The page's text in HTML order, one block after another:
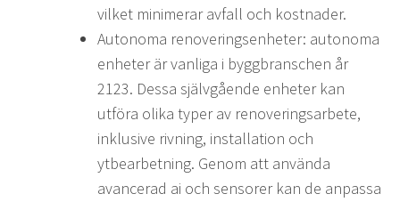
vilket minimerar avfall och kostnader.
Autonoma renoveringsenheter: autonoma
enheter är vanliga i byggbranschen år
2123. Dessa självgående enheter kan
utföra olika typer av renoveringsarbete,
inklusive rivning, installation och
ytbearbetning. Genom att använda
avancerad ai och sensorer kan de anpassa